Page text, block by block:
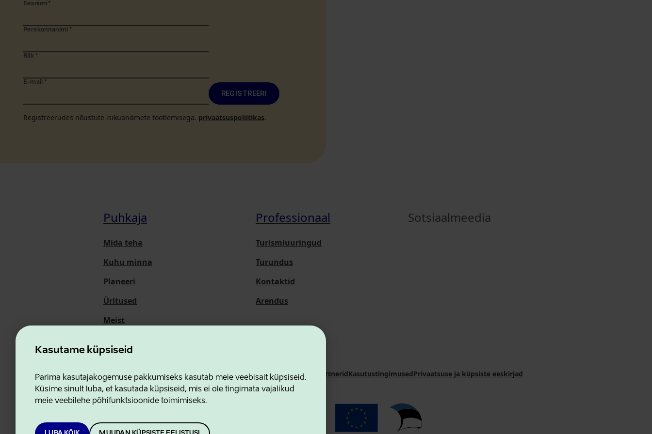
Kasutame küpsiseid
Parima kasutajakogemuse pakkumiseks kasutab meie veebisait küpsiseid.
Küsime sinult luba, et kasutada küpsiseid, mis ei ole tingimata vajalikud
meie veebilehe põhifunktsioonide toimimiseks.
Eesnimi *
Perekonnanimi *
Riik *
E-mail *
REGISTREERI
Registreerudes nõustute isikuandmete töötlemisega. privaatsuspoliitikas.
Puhkaja
Mida teha
Kuhu minna
Planeeri
Üritused
Meist
Professionaal
Turismiuuringud
Turundus
Kontaktid
Arendus
Sotsiaalmeedia
Ettevõtluse ja Innovatsiooni SihtasutusKontaktidKoostööpartneridKasutustingimusedPrivaatsuse ja küpsiste eeskirjad